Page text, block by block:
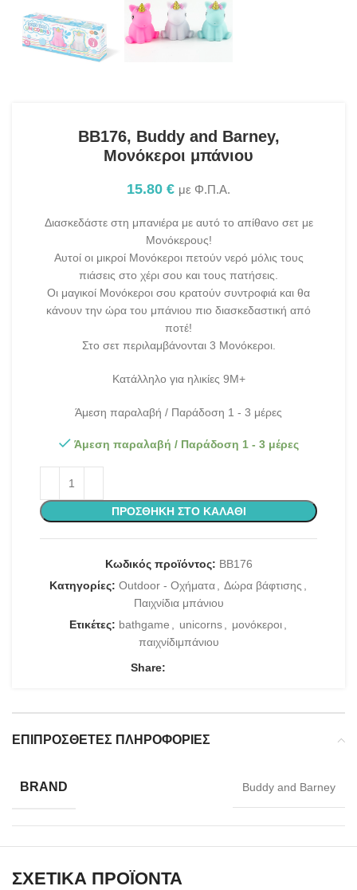
BB176, Buddy and Barney,
Μονόκεροι μπάνιου
15.80 € με Φ.Π.Α.
Διασκεδάστε στη μπανιέρα με αυτό το απίθανο σετ με
Μονόκερους!
Αυτοί οι μικροί Μονόκεροι πετούν νερό μόλις τους
πιάσεις στο χέρι σου και τους πατήσεις.
Οι μαγικοί Μονόκεροι σου κρατούν συντροφιά και θα
κάνουν την ώρα του μπάνιου πιο διασκεδαστική από
ποτέ!
Στο σετ περιλαμβάνονται 3 Μονόκεροι.
Κατάλληλο για ηλικίες 9Μ+
Άμεση παραλαβή / Παράδοση 1 - 3 μέρες
Άμεση παραλαβή / Παράδοση 1 - 3 μέρες
ΠΡΟΣΘΉΚΗ ΣΤΟ ΚΑΛΆΘΙ
Κωδικός προϊόντος: ΒΒ176
Κατηγορίες: Outdoor - Οχήματα , Δώρα βάφτισης ,
Παιχνίδια μπάνιου
Ετικέτες: bathgame , unicorns , μονόκεροι ,
παιχνίδιμπάνιου
Share:
ΕΠΙΠΡΌΣΘΕΤΕΣ ΠΛΗΡΟΦΟΡΊΕΣ
BRAND Buddy and Barney
ΣΧΕΤΙΚΆ ΠΡΟΪΌΝΤΑ